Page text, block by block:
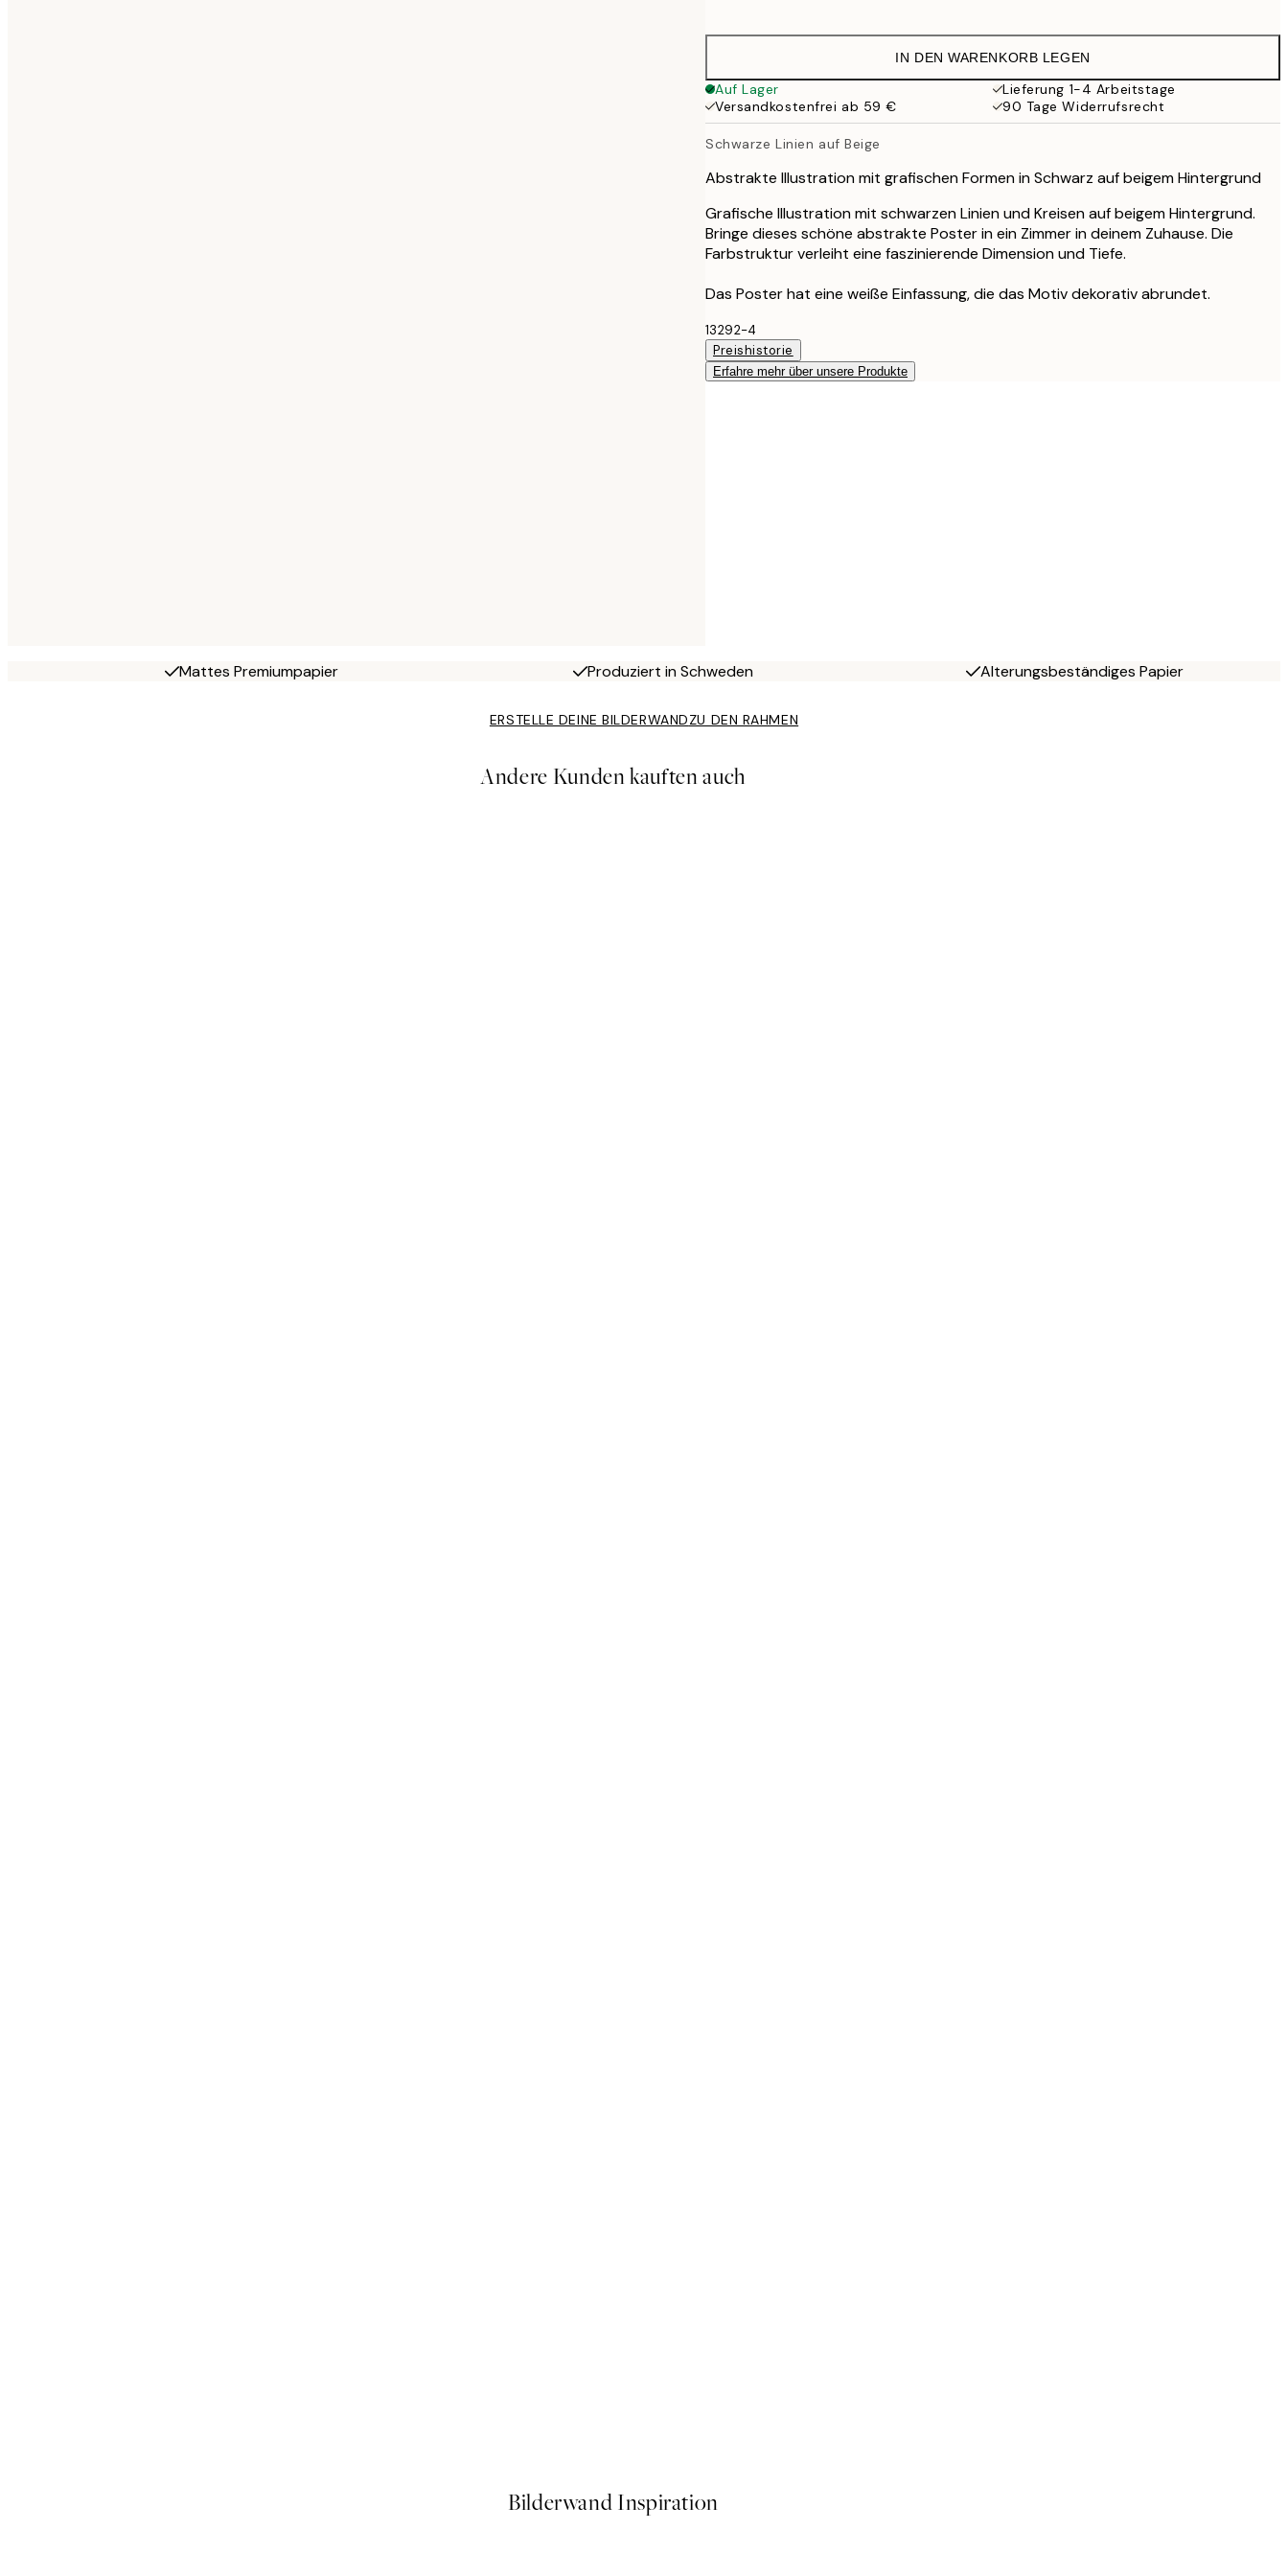
24,45 €
41,95 €
70x100 cm
54,45 €
IN DEN WARENKORB LEGEN
Auf Lager
Lieferung 1-4 Arbeitstage
Versandkostenfrei ab 59 €
90 Tage Widerrufsrecht
Schwarze Linien auf Beige
Abstrakte Illustration mit grafischen Formen in Schwarz auf beigem Hintergrund
Grafische Illustration mit schwarzen Linien und Kreisen auf beigem Hintergrund.
Bringe dieses schöne abstrakte Poster in ein Zimmer in deinem Zuhause. Die
Farbstruktur verleiht eine faszinierende Dimension und Tiefe.
Das Poster hat eine weiße Einfassung, die das Motiv dekorativ abrundet.
13292-4
Preishistorie
Erfahre mehr über unsere Produkte
Mattes Premiumpapier Produziert in Schweden Alterungsbeständiges Papier
ERSTELLE DEINE BILDERWANDZU DEN RAHMEN
Andere Kunden kauften auch
Bilderwand Inspiration